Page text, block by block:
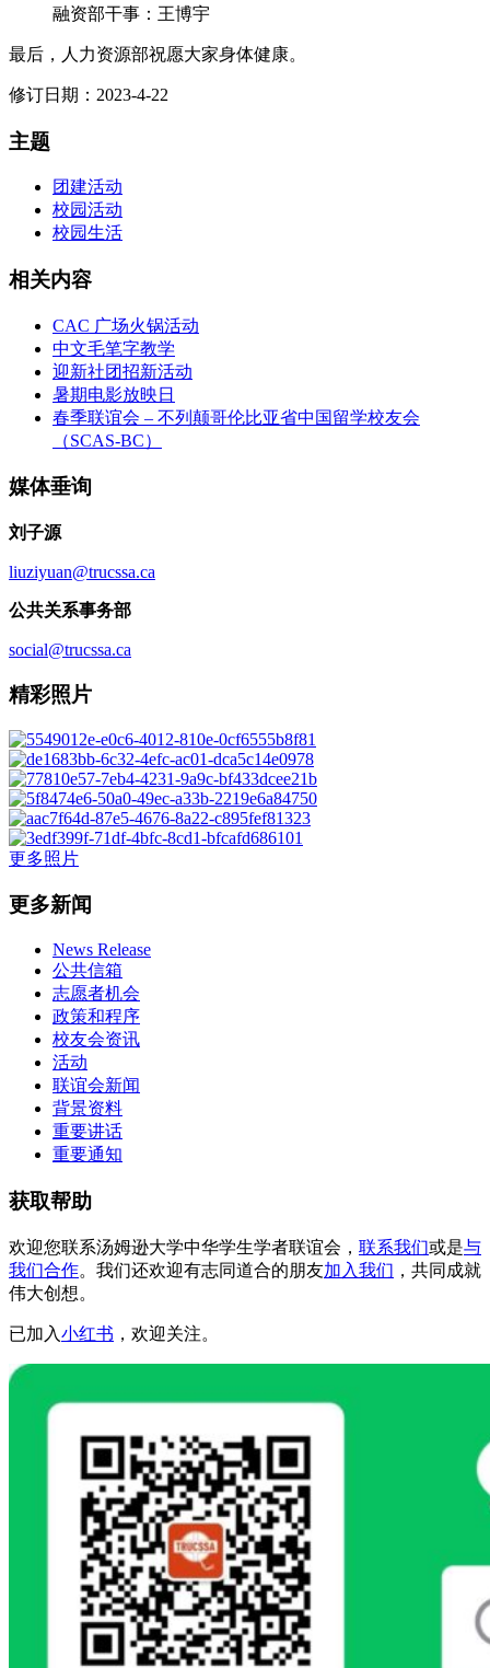
融资部干事：王博宇
最后，人力资源部祝愿大家身体健康。
修订日期：2023-4-22
主题
团建活动
校园活动
校园生活
相关内容
CAC 广场火锅活动
中文毛笔字教学
迎新社团招新活动
暑期电影放映日
春季联谊会 – 不列颠哥伦比亚省中国留学校友会
（SCAS-BC）
媒体垂询
刘子源
liuziyuan@trucssa.ca
公共关系事务部
social@trucssa.ca
精彩照片
更多照片
更多新闻
News Release
公共信箱
志愿者机会
政策和程序
校友会资讯
活动
联谊会新闻
背景资料
重要讲话
重要通知
获取帮助
欢迎您联系汤姆逊大学中华学生学者联谊会， 联系我们或是与
我们合作。我们还欢迎有志同道合的朋友加入我们 ，共同成就
伟大创想。
已加入小红书 ，欢迎关注。